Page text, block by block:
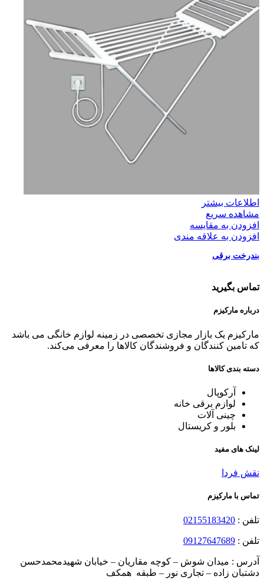
اطلاعات بیشتر
مشاهده سریع
افزودن به مقایسه
افزودن به علاقه مندی
بندرخت برقی
تماس بگیرید
درباره مارکیزم
مارکیزم یک بازار مجازی تخصصی در زمینه لوازم خانگی می باشد
که تامین کنندگان و فروشندگان کالاها را معرفی می‌کند.
دسته بندی کالاها
آرکوپال
لوازم برقی خانه
چینی آلات
بلور و کریستال
لینک های مفید
نقش فردا
تماس با مارکیزم
تلفن : 02155183420
تلفن : 09127647689
آدرس : میدان شوش – کوچه مقاریان – خیابان شهیدمحمدحسن
دشتبان زاده – تجاری نور – طبقه همکف